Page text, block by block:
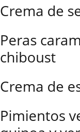
Crema de
Peras
chiboust
Crema de
Pimientos